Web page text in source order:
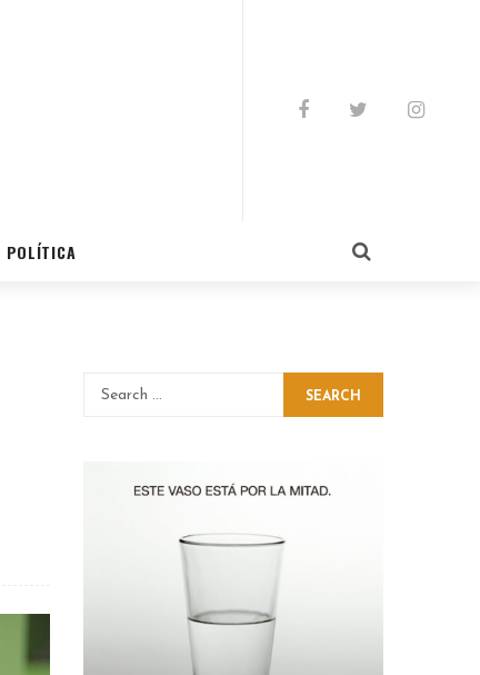
POLÍTICA
SEARCH